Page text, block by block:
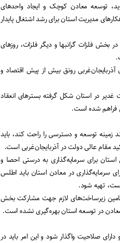
توسعه معادن کوچک و ایجاد واحدهای
مدیریت استان برای رشد اشتغال پایدار
فلزات گرانبها و دیگر فلزات، روزهای
رونق بیش از پیش اقتصاد و
غدیر در استان شکل گرفته بسترهای انعقاد
فراهم شده است.
زمینه توسعه و دسترسی را راحت کند، باید
مقام عالی دولت در آذربایجان‌غربی است.
استان برای سرمایه‌گذاری به درستی احصا و
در معادن استان باید اطلس
تهیه شود.
زیرساخت‌های لازم جهت مشارکت بخش
در توسعه استان بهره‌گیری نشده است.
صلاحیت واگذار شود و این امر باید در